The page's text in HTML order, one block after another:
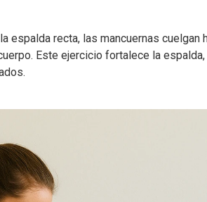
recta, las mancuernas cuelgan
Este ejercicio fortalece la